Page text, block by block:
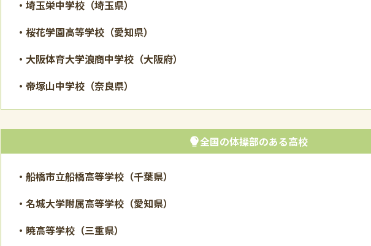
・埼玉栄中学校（埼玉県）
・桜花学園高等学校（愛知県）
・大阪体育大学浪商中学校（大阪府）
・帝塚山中学校（奈良県）
全国の体操部のある高校
・ 船橋市立船橋高等学校（千葉県）
・名城大学附属高等学校（愛知県）
・暁高等学校（三重県）